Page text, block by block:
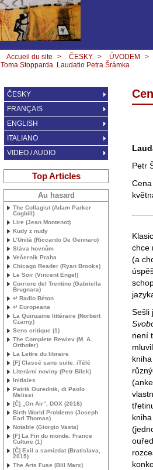
Accueil du site > ČESKY > ÚVODEM >
Toma Stopparda. Laudatio Petra Šrámka
Petr
chce
(a
Sešli
není
ČESKY
FRANÇAIS
ENGLISH
ITALIANO
VIDEO / AUDIO
Top Articles
Au hasard
The Collagist (Adam Parker
Cogbill)
Lire (Jean Montenot)
Kudy z nudy
L’Unità (Riccardo De Gennaro)
Sláva hovnům
Večerník Praha
Chicago Reader (Ryan Brooks)
Le Soir (Vincent Engel)
Corriere del Trentino (Gabriella
Brugnara)
↵ Radio Béton
↵ Europeana
La Quinzaine littéraire (Norbert
Czarny)
Sens critique (1)
The Complete Rewiev (M. A.
Orthofer)
La Lettre du libraire
[F] Classé sans suite. iTélé
Literární noviny (Petr Bílek)
Initiales
Patrik Ourednik, di Paolo
Melissi
[Č] „On Air“, DOX (2016)
Birth World Problems (Joseph
Earl Thomas)
Notable (Giorgio Vasta)
[F] La Fin du monde. France
Culture (1)
[Č] Exil a samizdat (Bratislava,
2015)
The Arts Fuse (Bill Marx)